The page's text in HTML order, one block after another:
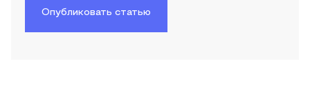
Опубликовать статью